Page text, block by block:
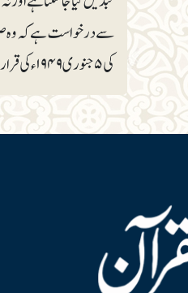
کی ۵جنوری ۱۹۴۹ء کی قرارداد پر اس کی حقیقی روح کے مطابق عمل درآمد سے ہی ممکن ہے۔